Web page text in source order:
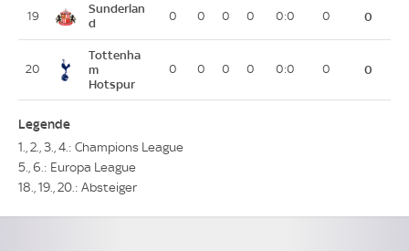
19
Sunderlan
d
0 0 0 0 0:0 0 0
20
Tottenha
m
Hotspur
0 0 0 0 0:0 0 0
Legende
1., 2., 3., 4.: Champions League
5., 6.: Europa League
18., 19., 20.: Absteiger